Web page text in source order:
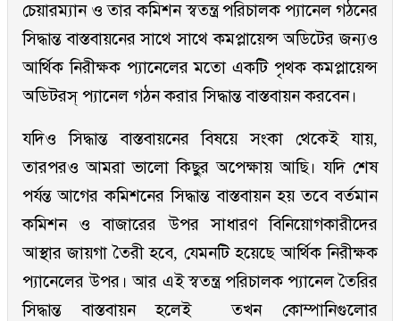
চেয়ারম্যান ও তার কমিশন স্বতন্ত্র পরিচালক প্যানেল গঠনের
সিদ্ধান্ত বাস্তবায়নের সাথে সাথে কমপ্লায়েন্স অডিটের জন্যও
আর্থিক নিরীক্ষক প্যানেলের মতো একটি পৃথক কমপ্লায়েন্স
অডিটরস্ প্যানেল গঠন করার সিদ্ধান্ত বাস্তবায়ন করবেন।
যদিও সিদ্ধান্ত বাস্তবায়নের বিষয়ে সংকা থেকেই যায়,
তারপরও আমরা ভালো কিছুর অপেক্ষায় আছি। যদি শেষ
পর্যন্ত আগের কমিশনের সিদ্ধান্ত বাস্তবায়ন হয় তবে বর্তমান
কমিশন ও বাজারের উপর সাধারণ বিনিয়োগকারীদের
আস্থার জায়গা তৈরী হবে, যেমনটি হয়েছে আর্থিক নিরীক্ষক
প্যানেলের উপর। আর এই স্বতন্ত্র পরিচালক প্যানেল তৈরির
সিদ্ধান্ত বাস্তবায়ন হলেই তখন কোম্পানিগুলোর